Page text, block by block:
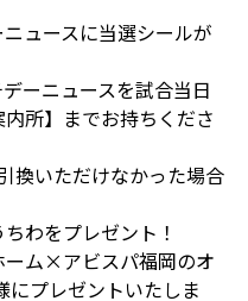
ュースに当選シールが
ーニュースを試合当日
所】までお持ちくださ
換いただけなかった場合
わをプレゼント！
ーム×アビスパ福岡のオ
にプレゼントいたしま